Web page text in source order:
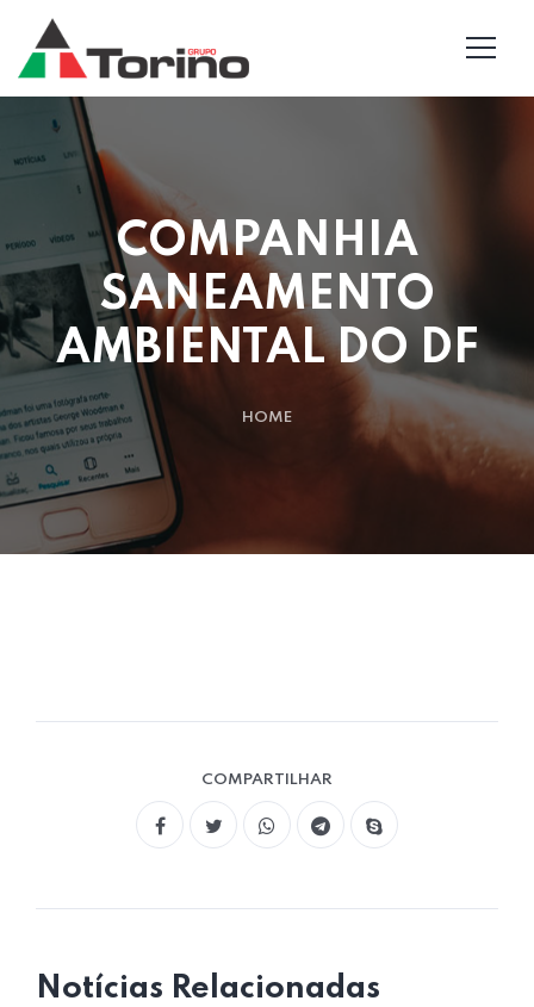
COMPANHIA
SANEAMENTO
AMBIENTAL DO DF
HOME
COMPARTILHAR
Notícias Relacionadas